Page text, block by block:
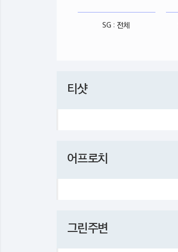
SG : 전체
티샷
어프로치
그린주변